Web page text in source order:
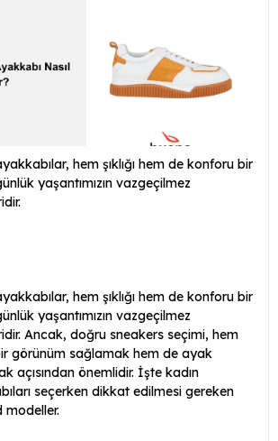
hem şıklığı hem de konforu bir
yaşantımızın vazgeçilmez
hem şıklığı hem de konforu bir
yaşantımızın vazgeçilmez
Ancak, doğru sneakers seçimi, hem
görünüm sağlamak hem de ayak
açısından önemlidir. İşte kadın
seçerken dikkat edilmesi gereken